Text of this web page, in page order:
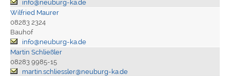
info@neuburg-ka.de
Wilfried Maurer
08283 2324
Bauhof
info@neuburg-ka.de
Martin Schließler
08283 9985-15
martin.schliessler@neuburg-ka.de